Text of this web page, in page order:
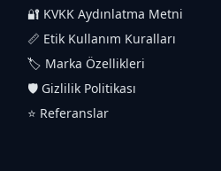
🔐 KVKK Aydınlatma Metni
📏 Etik Kullanım Kuralları
🏷️ Marka Özellikleri
🛡️ Gizlilik Politikası
⭐ Referanslar